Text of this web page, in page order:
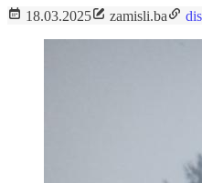
18.03.2025 zamisli.ba